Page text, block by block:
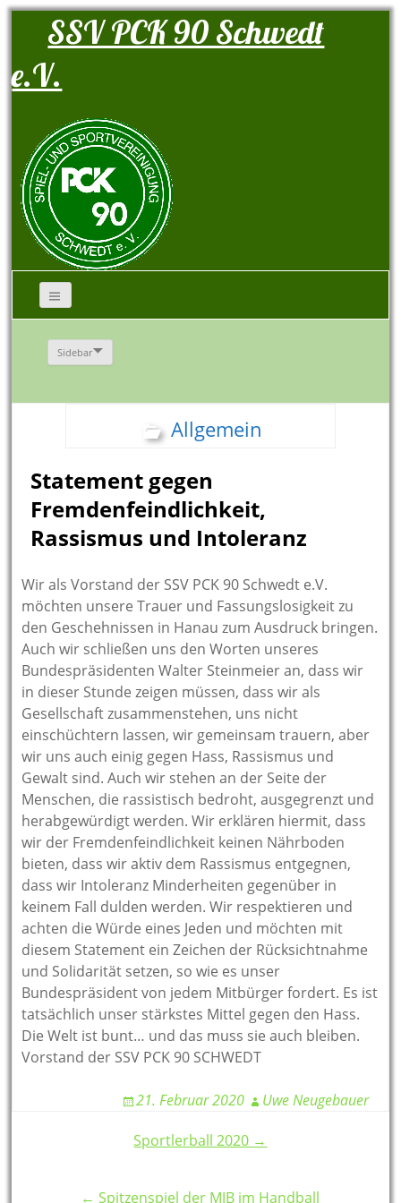
SSV PCK 90 Schwedt
e.V.
Sidebar
Allgemein
Statement gegen
Fremdenfeindlichkeit,
Rassismus und Intoleranz
Wir als Vorstand der SSV PCK 90 Schwedt e.V.
möchten unsere Trauer und Fassungslosigkeit zu
den Geschehnissen in Hanau zum Ausdruck bringen.
Auch wir schließen uns den Worten unseres
Bundespräsidenten Walter Steinmeier an, dass wir
in dieser Stunde zeigen müssen, dass wir als
Gesellschaft zusammenstehen, uns nicht
einschüchtern lassen, wir gemeinsam trauern, aber
wir uns auch einig gegen Hass, Rassismus und
Gewalt sind. Auch wir stehen an der Seite der
Menschen, die rassistisch bedroht, ausgegrenzt und
herabgewürdigt werden. Wir erklären hiermit, dass
wir der Fremdenfeindlichkeit keinen Nährboden
bieten, dass wir aktiv dem Rassismus entgegnen,
dass wir Intoleranz Minderheiten gegenüber in
keinem Fall dulden werden. Wir respektieren und
achten die Würde eines Jeden und möchten mit
diesem Statement ein Zeichen der Rücksichtnahme
und Solidarität setzen, so wie es unser
Bundespräsident von jedem Mitbürger fordert. Es ist
tatsächlich unser stärkstes Mittel gegen den Hass.
Die Welt ist bunt… und das muss sie auch bleiben.
Vorstand der SSV PCK 90 SCHWEDT
21. Februar 2020 Uwe Neugebauer
Sportlerball 2020 →
← Spitzenspiel der MJB im Handball